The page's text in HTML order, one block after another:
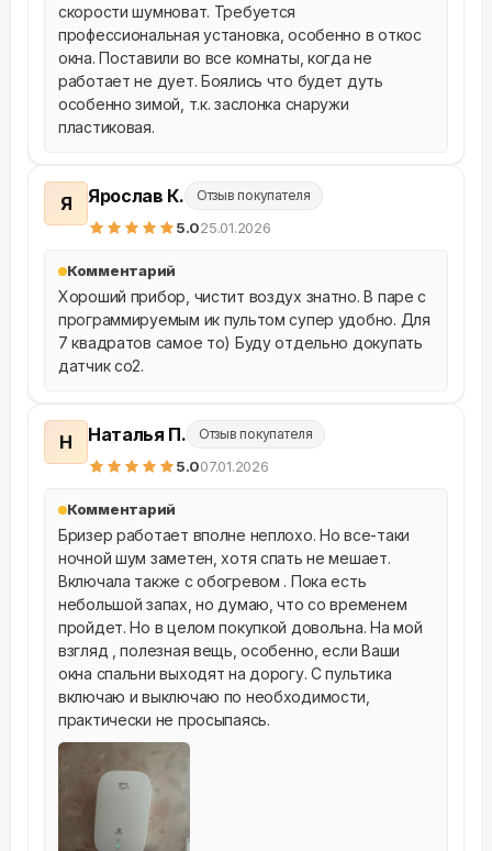
скорости шумноват. Требуется
профессиональная установка, особенно в откос
окна. Поставили во все комнаты, когда не
работает не дует. Боялись что будет дуть
особенно зимой, т.к. заслонка снаружи
пластиковая.
Я Ярослав К. Отзыв покупателя
5.025.01.2026
Комментарий
Хороший прибор, чистит воздух знатно. В паре с
программируемым ик пультом супер удобно. Для
7 квадратов самое то) Буду отдельно докупать
датчик со2.
Н Наталья П. Отзыв покупателя
5.007.01.2026
Комментарий
Бризер работает вполне неплохо. Но все-таки
ночной шум заметен, хотя спать не мешает.
Включала также с обогревом . Пока есть
небольшой запах, но думаю, что со временем
пройдет. Но в целом покупкой довольна. На мой
взгляд , полезная вещь, особенно, если Ваши
окна спальни выходят на дорогу. С пультика
включаю и выключаю по необходимости,
практически не просыпаясь.